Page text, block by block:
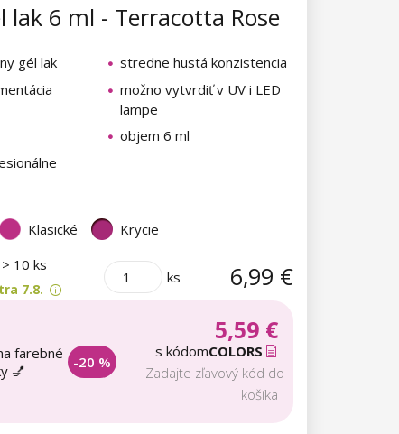
lak 6 ml - Terracotta Rose
gél lak
stredne hustá konzistencia
možno vytvrdiť v UV i LED
lampe
objem 6 ml
Klasické
Krycie
> 10 ks
7.8.
ks 6,99 €
farebné
💅
-20 %
5,59 €
s kódomCOLORS
Zadajte zľavový kód do
košíka